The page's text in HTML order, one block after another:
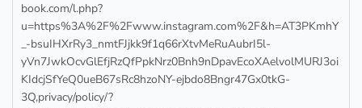
book.com/l.php?
u=https%3A%2F%2Fwww.instagram.com%2F&h=AT3PKmhY
_-bsuIHXrRy3_nmtFJjkk9f1q66rXtvMeRuAubrI5l-
yVn7JwkOcvGlEfjRzQfPpkNrz0Bnh9nDpavEcoXAelvolMURJ3oi
KIdcjSfYeQ0ueB67sRc8hzoNY-ejbdo8Bngr47Gx0tkG-
3Q,privacy/policy/?